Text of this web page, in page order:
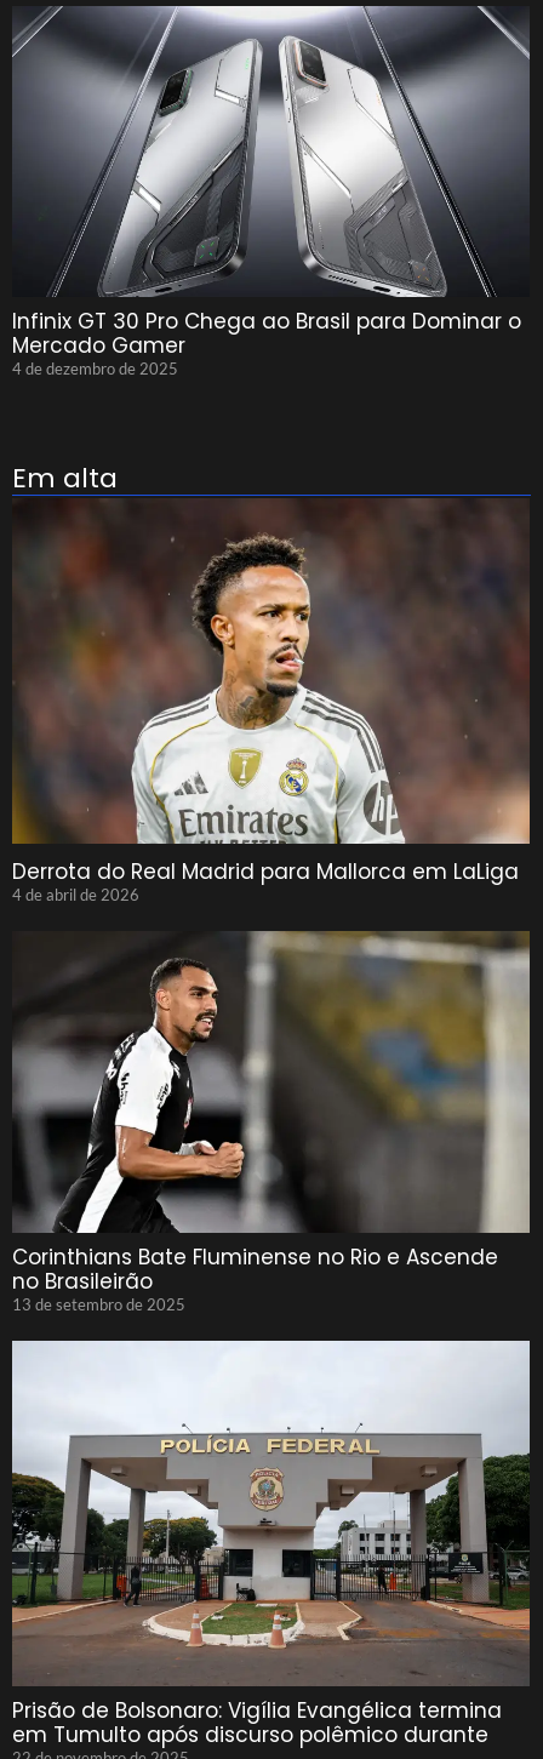
Infinix GT 30 Pro Chega ao Brasil para Dominar o
Mercado Gamer
4 de dezembro de 2025
Em alta
Derrota do Real Madrid para Mallorca em LaLiga
4 de abril de 2026
Corinthians Bate Fluminense no Rio e Ascende
no Brasileirão
13 de setembro de 2025
Prisão de Bolsonaro: Vigília Evangélica termina
em Tumulto após discurso polêmico durante